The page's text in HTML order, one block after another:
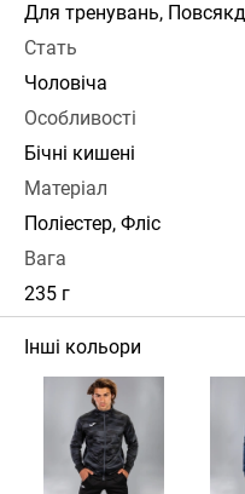
Для тренувань,
Стать
Чоловіча
Особливості
Бічні кишені
Матеріал
Поліестер, Фліс
Вага
235 г
Інші кольори